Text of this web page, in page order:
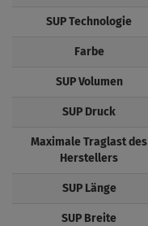
SUP Technologie
Farbe
SUP Volumen
SUP Druck
Maximale Traglast des
Herstellers
SUP Länge
SUP Breite